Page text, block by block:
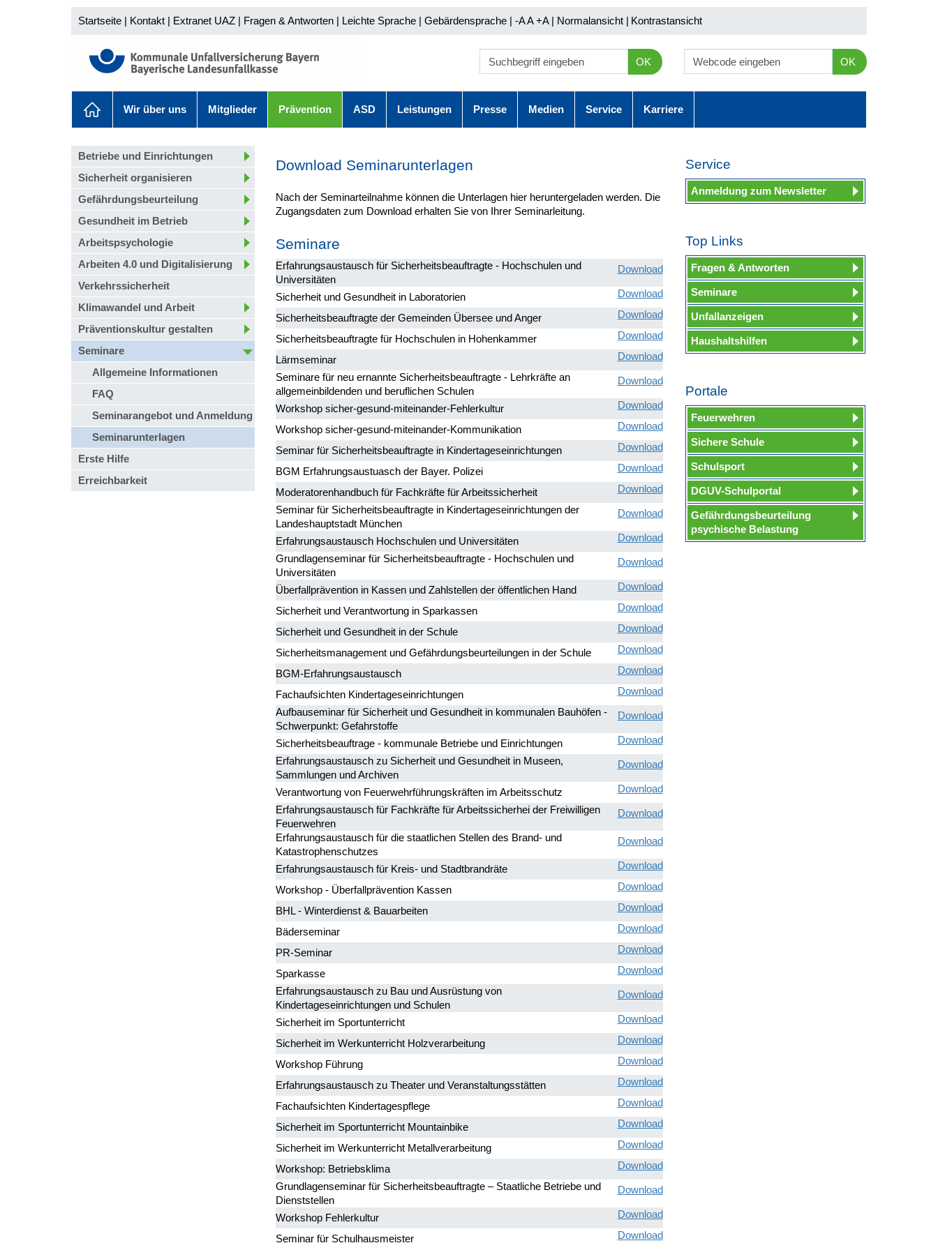
Startseite | Kontakt | Extranet UAZ | Fragen & Antworten | Leichte Sprache | Gebärdensprache | -A A+A | Normalansicht | Kontrastansicht
OK OK
Wir über uns Mitglieder Prävention ASD Leistungen Presse Medien Service Karriere
Betriebe und Einrichtungen
Sicherheit organisieren
Gefährdungsbeurteilung
Gesundheit im Betrieb
Arbeitspsychologie
Arbeiten 4.0 und Digitalisierung
Verkehrssicherheit
Klimawandel und Arbeit
Präventionskultur gestalten
Seminare
Allgemeine Informationen
FAQ
Seminarangebot und Anmeldung
Seminarunterlagen
Erste Hilfe
Erreichbarkeit
Download Seminarunterlagen
Nach der Seminarteilnahme können die Unterlagen hier heruntergeladen werden. Die
Zugangsdaten zum Download erhalten Sie von Ihrer Seminarleitung.
Seminare
Erfahrungsaustausch für Sicherheitsbeauftragte - Hochschulen und
Universitäten
Download
Sicherheit und Gesundheit in Laboratorien Download
Sicherheitsbeauftragte der Gemeinden Übersee und Anger Download
Sicherheitsbeauftragte für Hochschulen in Hohenkammer Download
Lärmseminar
Download
Seminare für neu ernannte Sicherheitsbeauftragte - Lehrkräfte an
allgemeinbildenden und beruflichen Schulen
Download
Workshop sicher-gesund-miteinander-Fehlerkultur Download
Workshop sicher-gesund-miteinander-Kommunikation Download
Seminar für Sicherheitsbeauftragte in Kindertageseinrichtungen Download
BGM Erfahrungsaustuasch der Bayer. Polizei Download
Moderatorenhandbuch für Fachkräfte für Arbeitssicherheit
Download
Seminar für Sicherheitsbeauftragte in Kindertageseinrichtungen der
Landeshauptstadt München
Download
Erfahrungsaustausch Hochschulen und Universitäten
Download
Grundlagenseminar für Sicherheitsbeauftragte - Hochschulen und
Universitäten
Download
Überfallprävention in Kassen und Zahlstellen der öffentlichen Hand Download
Sicherheit und Verantwortung in Sparkassen Download
Sicherheit und Gesundheit in der Schule Download
Sicherheitsmanagement und Gefährdungsbeurteilungen in der Schule Download
BGM-Erfahrungsaustausch Download
Fachaufsichten Kindertageseinrichtungen
Download
Aufbauseminar für Sicherheit und Gesundheit in kommunalen Bauhöfen -
Schwerpunkt: Gefahrstoffe
Download
Sicherheitsbeauftrage - kommunale Betriebe und Einrichtungen
Download
Erfahrungsaustausch zu Sicherheit und Gesundheit in Museen,
Sammlungen und Archiven
Download
Verantwortung von Feuerwehrführungskräften im Arbeitsschutz
Download
Erfahrungsaustausch für Fachkräfte für Arbeitssicherhei der Freiwilligen
Feuerwehren
Download
Erfahrungsaustausch für die staatlichen Stellen des Brand- und
Katastrophenschutzes
Download
Erfahrungsaustausch für Kreis- und Stadtbrandräte Download
Workshop - Überfallprävention Kassen Download
BHL - Winterdienst & Bauarbeiten Download
Bäderseminar Download
PR-Seminar Download
Sparkasse
Download
Erfahrungsaustausch zu Bau und Ausrüstung von
Kindertageseinrichtungen und Schulen
Download
Sicherheit im Sportunterricht Download
Sicherheit im Werkunterricht Holzverarbeitung Download
Workshop Führung Download
Erfahrungsaustausch zu Theater und Veranstaltungsstätten Download
Fachaufsichten Kindertagespflege Download
Sicherheit im Sportunterricht Mountainbike Download
Sicherheit im Werkunterricht Metallverarbeitung Download
Workshop: Betriebsklima
Download
Grundlagenseminar für Sicherheitsbeauftragte – Staatliche Betriebe und
Dienststellen
Download
Workshop Fehlerkultur Download
Seminar für Schulhausmeister Download
Service
Anmeldung zum Newsletter
Top Links
Fragen & Antworten
Seminare
Unfallanzeigen
Haushaltshilfen
Portale
Feuerwehren
Sichere Schule
Schulsport
DGUV-Schulportal
Gefährdungsbeurteilung
psychische Belastung